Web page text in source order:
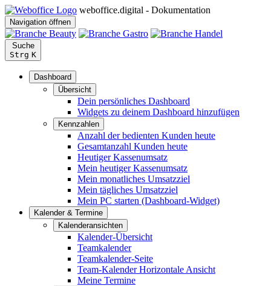
weboffice.digital - Dokumentation
Navigation öffnen
Suche
Strg K
Dashboard
Übersicht
Dein persönliches Dashboard
Widgets zu deinem Dashboard hinzufügen
Kennzahlen
Anzahl der bedienten Kunden heute
Gesamtanzahl Kunden heute
Heutiger Kassenumsatz
Mein heutiger Kassenumsatz
Mein monatliches Umsatzziel
Mein tägliches Umsatzziel
Mein PC starten (Dashboard-Widget)
Kalender & Termine
Kalenderansichten
Kalender-Übersicht
Teamkalender
Teamkalender-Seite
Team-Kalender Horizontale Ansicht
Meine Termine